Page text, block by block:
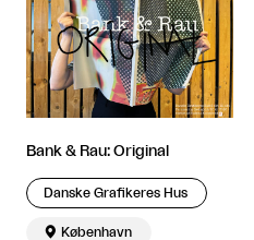
Bank & Rau: Original
Danske Grafikeres Hus
 København